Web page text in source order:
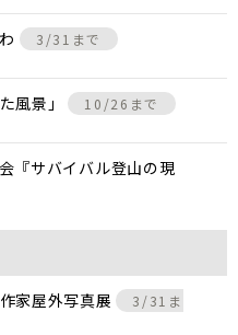
3/31まで
風景」 10/26まで
『サバイバル登山の現
家屋外写真展
3/31ま